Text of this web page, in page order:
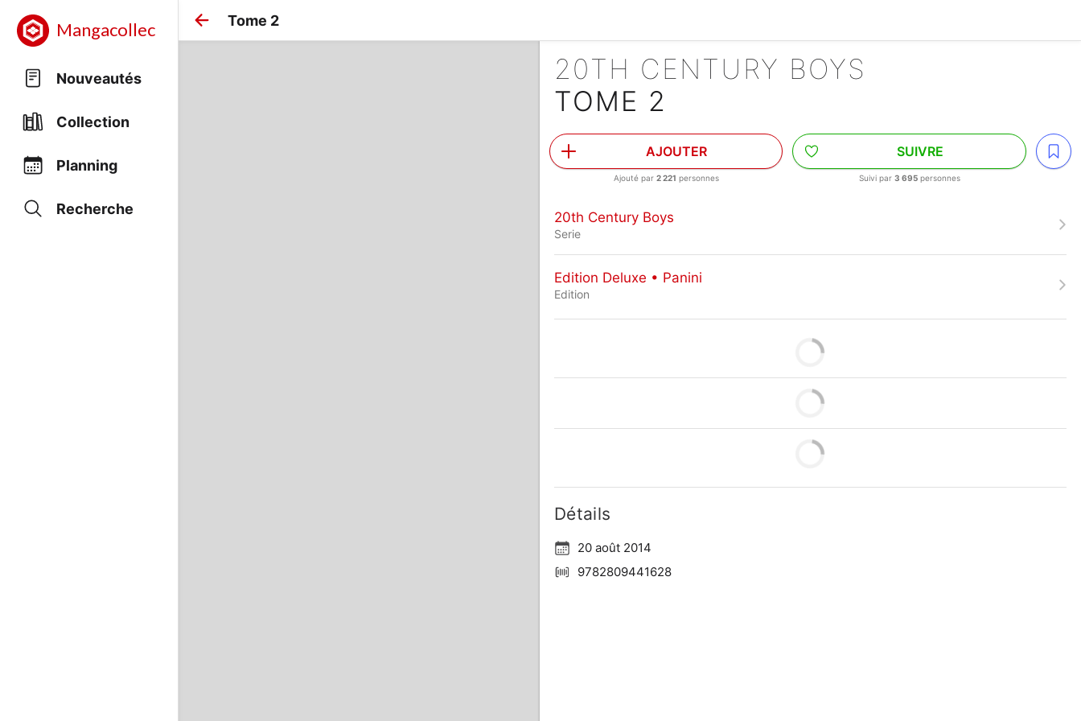
Mangacollec
Nouveautés
Collection
Planning
Recherche
Tome 2
20TH CENTURY BOYS
TOME 2
AJOUTER
Ajouté par 2 221 personnes
SUIVRE
Suivi par 3 695personnes
20th Century Boys
Serie
Edition Deluxe • Panini
Edition
Détails
20 août 2014
9782809441628